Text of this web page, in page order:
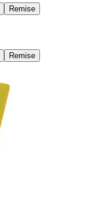
Remise
Remise